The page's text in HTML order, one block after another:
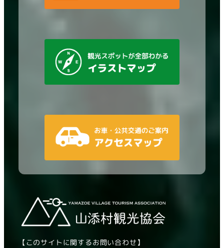
【このサイトに関するお問い合わせ】